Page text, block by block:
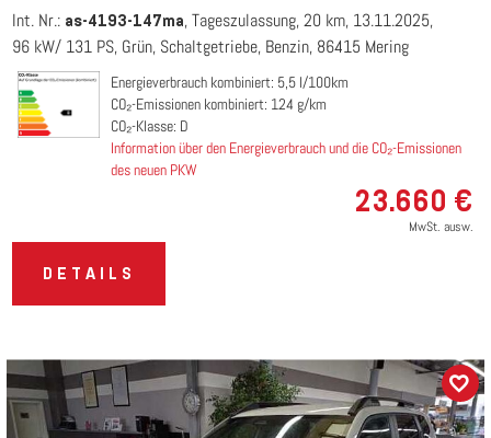
Int. Nr.: as-4193-147ma Tageszulassung 20 km 13.11.2025
96 kW/ 131 PS Grün Schaltgetriebe Benzin 86415 Mering
Energieverbrauch kombiniert: 5,5 l/100km
CO₂-Emissionen kombiniert: 124 g/km
CO₂-Klasse: D
Information über den Energieverbrauch und die CO₂-Emissionen
des neuen PKW
23.660 €
MwSt. ausw.
DETAILS